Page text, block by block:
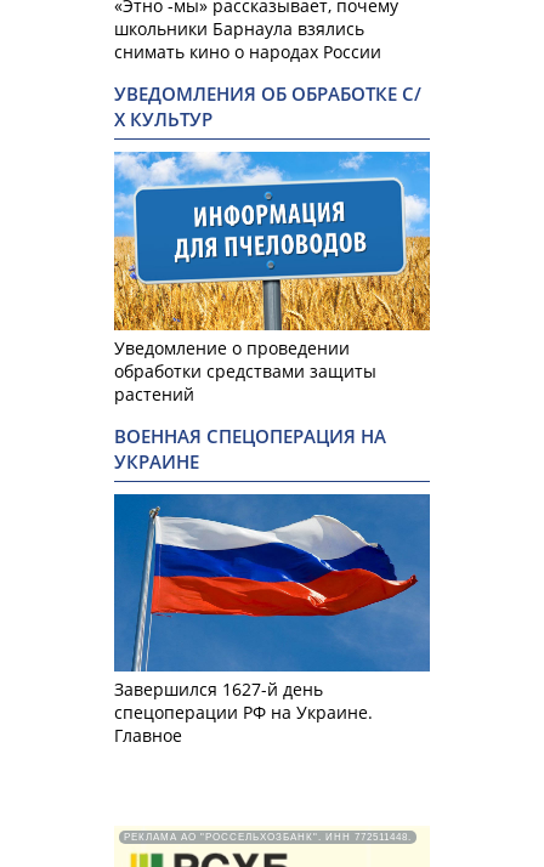
«Этно -мы» рассказывает, почему
школьники Барнаула взялись
снимать кино о народах России
УВЕДОМЛЕНИЯ ОБ ОБРАБОТКЕ С/
Х КУЛЬТУР
Уведомление о проведении
обработки средствами защиты
растений
ВОЕННАЯ СПЕЦОПЕРАЦИЯ НА
УКРАИНЕ
Завершился 1627-й день
спецоперации РФ на Украине.
Главное
РЕКЛАМА АО "РОССЕЛЬХОЗБАНК". ИНН 772511448.